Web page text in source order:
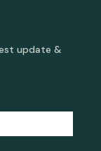
update &